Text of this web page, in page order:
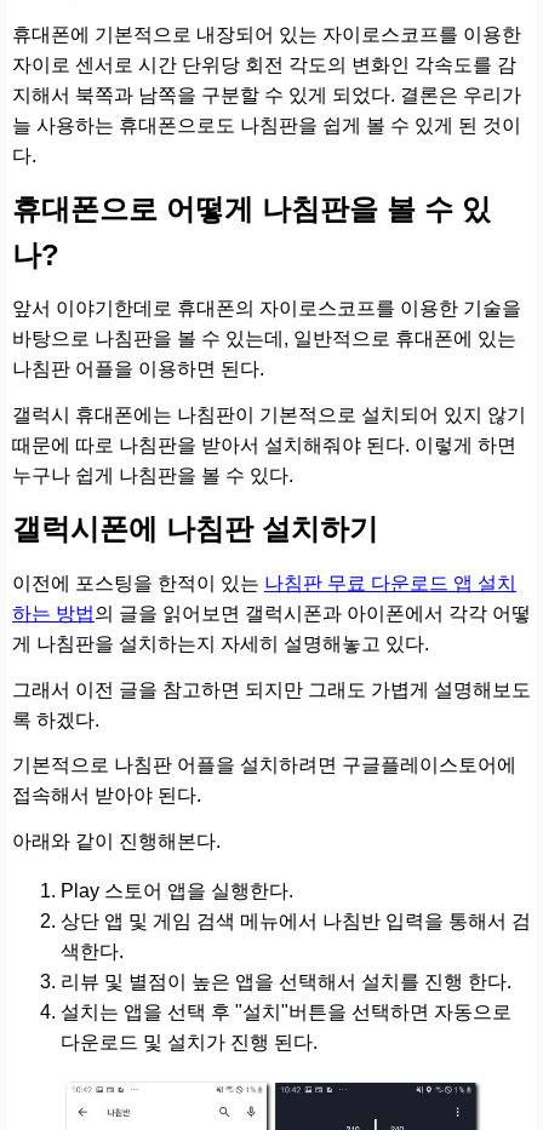
휴대폰에 기본적으로 내장되어 있는 자이로스코프를 이용한
자이로 센서로 시간 단위당 회전 각도의 변화인 각속도를 감
지해서 북쪽과 남쪽을 구분할 수 있게 되었다. 결론은 우리가
늘 사용하는 휴대폰으로도 나침판을 쉽게 볼 수 있게 된 것이
다.
휴대폰으로 어떻게 나침판을 볼 수 있
나?
앞서 이야기한데로 휴대폰의 자이로스코프를 이용한 기술을
바탕으로 나침판을 볼 수 있는데, 일반적으로 휴대폰에 있는
나침판 어플을 이용하면 된다.
갤럭시 휴대폰에는 나침판이 기본적으로 설치되어 있지 않기
때문에 따로 나침판을 받아서 설치해줘야 된다. 이렇게 하면
누구나 쉽게 나침판을 볼 수 있다.
갤럭시폰에 나침판 설치하기
이전에 포스팅을 한적이 있는 나침판 무료 다운로드 앱 설치
하는 방법의 글을 읽어보면 갤럭시폰과 아이폰에서 각각 어떻
게 나침판을 설치하는지 자세히 설명해놓고 있다.
그래서 이전 글을 참고하면 되지만 그래도 가볍게 설명해보도
록 하겠다.
기본적으로 나침판 어플을 설치하려면 구글플레이스토어에
접속해서 받아야 된다.
아래와 같이 진행해본다.
Play 스토어 앱을 실행한다.
상단 앱 및 게임 검색 메뉴에서 나침반 입력을 통해서 검
색한다.
리뷰 및 별점이 높은 앱을 선택해서 설치를 진행 한다.
설치는 앱을 선택 후 "설치"버튼을 선택하면 자동으로
다운로드 및 설치가 진행 된다.